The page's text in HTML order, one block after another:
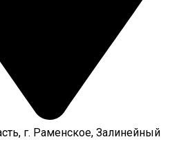
г. Раменское, Залинейный